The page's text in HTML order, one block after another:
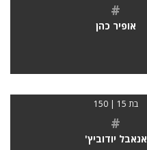
#
אופיר כהן
בת 15 | 150
#
אנאבל יודוביץ'